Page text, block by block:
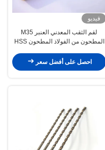
فيديو
لقم الثقب المعدني العنبر M35
المطحون من الفولاذ المطحون HSS
احصل على أفضل سعر